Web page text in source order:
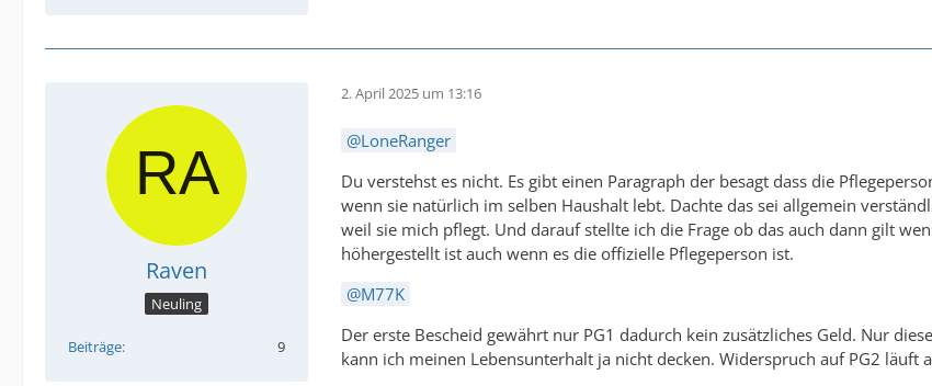
Raven
Neuling
Beiträge 9
2. April 2025 um 13:16
LoneRanger
Du verstehst es nicht. Es gibt einen Paragraph der besagt dass die
wenn sie natürlich im selben Haushalt lebt. Dachte das sei allgemein
weil sie mich pflegt. Und darauf stellte ich die Frage ob das auch dann gilt
höhergestellt ist auch wenn es die offizielle Pflegeperson ist.
M77K
Der erste Bescheid gewährt nur PG1 dadurch kein zusätzliches Geld. Nur
kann ich meinen Lebensunterhalt ja nicht decken. Widerspruch auf PG2 läuft